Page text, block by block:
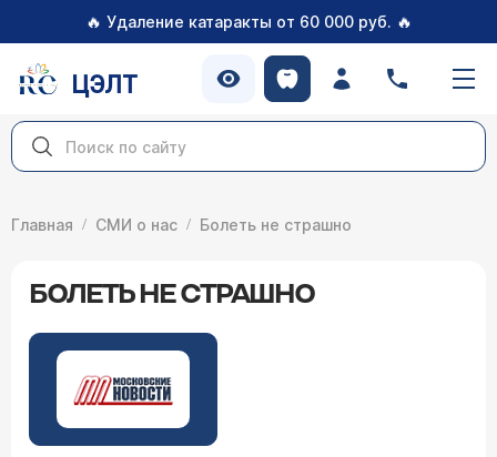
🔥 Удаление катаракты от 60 000 руб. 🔥
ЦЭЛТ
Главная СМИ о нас Болеть не страшно
БОЛЕТЬ НЕ СТРАШНО